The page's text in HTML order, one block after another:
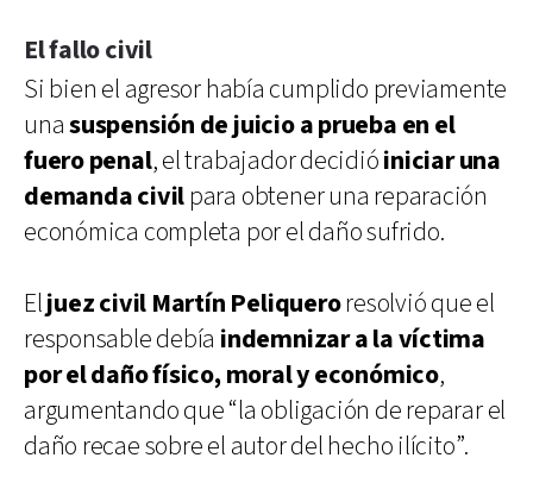
El fallo civil
Si bien el agresor había cumplido previamente
unasuspensión de juicio a prueba en el
fuero penal, el trabajador decidióiniciar una
demanda civilpara obtener una reparación
económica completa por el daño sufrido.
Eljuez civil Martín Peliqueroresolvió que el
responsable debía indemnizar a la víctima
por el daño físico, moral y económico,
argumentando que “la obligación de reparar el
daño recae sobre el autor del hecho ilícito”.